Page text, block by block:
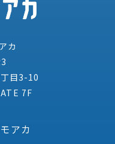
カ
目3-10
7F
アカ